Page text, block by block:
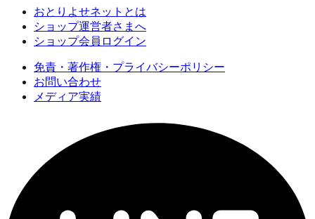
おとりよせネットとは
ショップ運営者さまへ
ショップ会員ログイン
免責・著作権・プライバシーポリシー
お問い合わせ
メディア実績